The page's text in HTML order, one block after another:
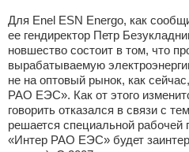
Для Enel ESN Energo, как
ее гендиректор Петр
новшество состоит в том, что
вырабатываемую
не на оптовый рынок, как
РАО ЕЭС». Как от этого
говорить отказался в связи с
решается специальной рабочей
«Интер РАО ЕЭС» будет